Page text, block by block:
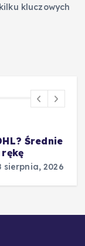
kluczowych
Średnie
sierpnia, 2026